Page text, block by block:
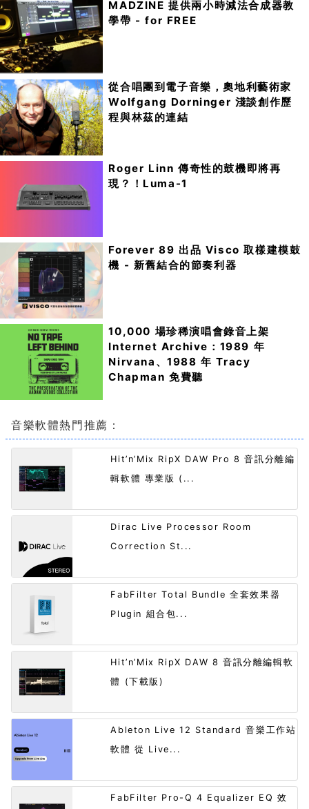
MADZINE 提供兩小時減法合成器教
學帶 - for FREE
從合唱團到電子音樂，奧地利藝術家
Wolfgang Dorninger 淺談創作歷
程與林茲的連結
Roger Linn 傳奇性的鼓機即將再
現？！Luma-1
Forever 89 出品 Visco 取樣建模鼓
機 - 新舊結合的節奏利器
10,000 場珍稀演唱會錄音上架
Internet Archive：1989 年
Nirvana、1988 年 Tracy
Chapman 免費聽
音樂軟體熱門推薦：
Hit’n’Mix RipX DAW Pro 8 音訊分離編
輯軟體 專業版 (...
Dirac Live Processor Room
Correction St...
FabFilter Total Bundle 全套效果器
Plugin 組合包...
Hit’n’Mix RipX DAW 8 音訊分離編輯軟
體 (下載版)
Ableton Live 12 Standard 音樂工作站
軟體 從 Live...
FabFilter Pro-Q 4 Equalizer EQ 效